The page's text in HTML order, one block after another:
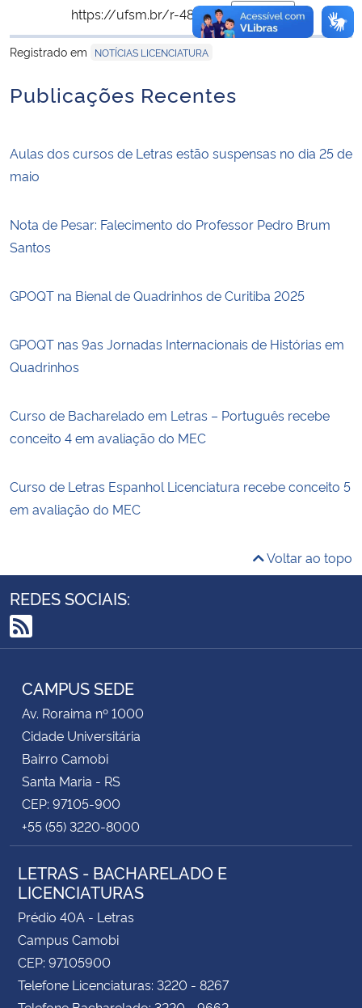
https://ufsm.br/r-483-353
Copiar
para área de
Registrado em
NOTÍCIAS LICENCIATURA
Publicações Recentes
Aulas dos cursos de Letras estão suspensas no dia 25 de
maio
Nota de Pesar: Falecimento do Professor Pedro Brum
Santos
GPOQT na Bienal de Quadrinhos de Curitiba 2025
GPOQT nas 9as Jornadas Internacionais de Histórias em
Quadrinhos
Curso de Bacharelado em Letras – Português recebe
conceito 4 em avaliação do MEC
Curso de Letras Espanhol Licenciatura recebe conceito 5
em avaliação do MEC
Voltar ao topo
REDES SOCIAIS:
RSS
CAMPUS SEDE
Av. Roraima nº 1000
Cidade Universitária
Bairro Camobi
Santa Maria - RS
CEP: 97105-900
+55 (55) 3220-8000
LETRAS - BACHARELADO E
LICENCIATURAS
Prédio 40A - Letras
Campus Camobi
CEP: 97105900
Telefone Licenciaturas: 3220 - 8267